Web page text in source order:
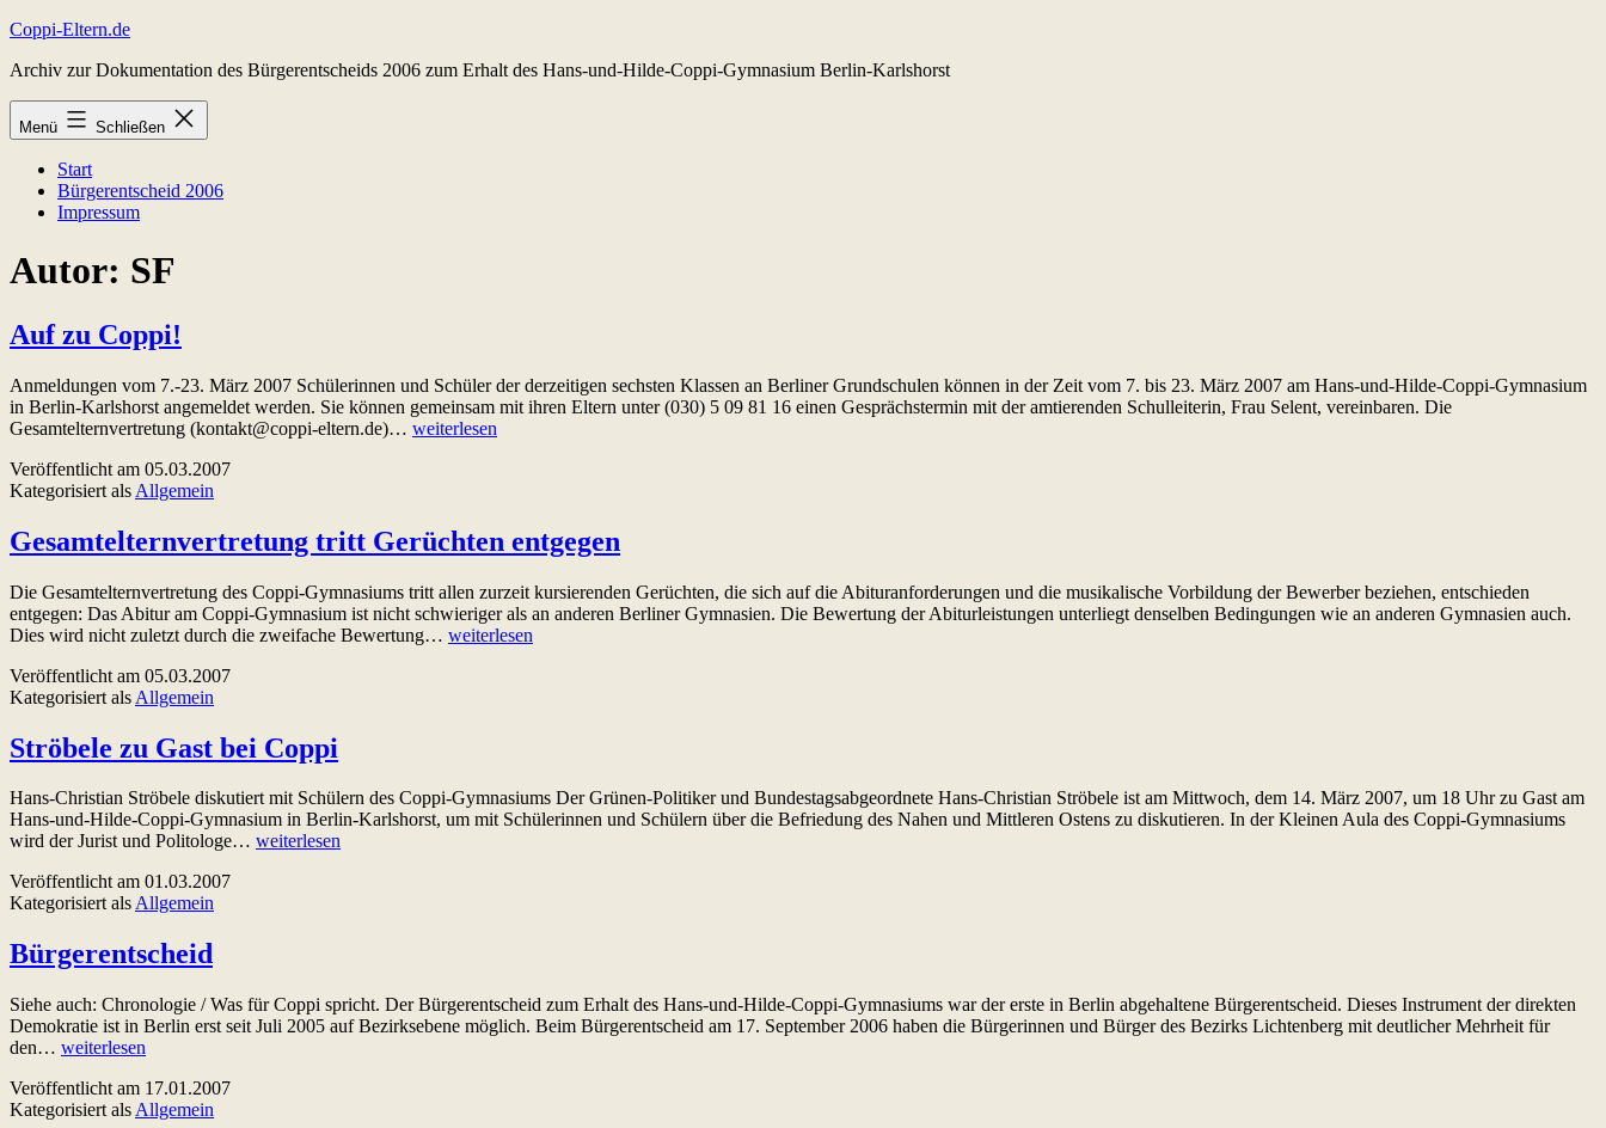
Zum
springen
Coppi-Eltern.de
Archiv zur Dokumentation des Bürgerentscheids 2006 zum Erhalt des Hans-und-Hilde-Coppi-Gymnasium Berlin-Karlshorst
Menü Schließen
Start
Bürgerentscheid 2006
Impressum
Autor: SF
Auf zu Coppi!
Anmeldungen vom 7.-23. März 2007 Schülerinnen und Schüler der derzeitigen sechsten Klassen an Berliner Grundschulen können in der Zeit vom 7. bis 23. März 2007 am Hans-und-Hilde-Coppi-Gymnasium
in Berlin-Karlshorst angemeldet werden. Sie können gemeinsam mit ihren Eltern unter (030) 5 09 81 16 einen Gesprächstermin mit der amtierenden Schulleiterin, Frau Selent, vereinbaren. Die
Gesamtelternvertretung (kontakt@coppi-eltern.de)… Auf
weiterlesen
Veröffentlicht am 05.03.2007
Kategorisiert als Allgemein
Gesamtelternvertretung tritt Gerüchten entgegen
Die Gesamtelternvertretung des Coppi-Gymnasiums tritt allen zurzeit kursierenden Gerüchten, die sich auf die Abituranforderungen und die musikalische Vorbildung der Bewerber beziehen, entschieden
entgegen: Das Abitur am Coppi-Gymnasium ist nicht schwieriger als an anderen Berliner Gymnasien. Die Bewertung der Abiturleistungen unterliegt denselben Bedingungen wie an anderen Gymnasien auch.
Dies wird nicht zuletzt durch die zweifache Bewertung… Gesamtelternvertretung
weiterlesen
Veröffentlicht am 05.03.2007
Kategorisiert als Allgemein
Ströbele zu Gast bei Coppi
Hans-Christian Ströbele diskutiert mit Schülern des Coppi-Gymnasiums Der Grünen-Politiker und Bundestagsabgeordnete Hans-Christian Ströbele ist am Mittwoch, dem 14. März 2007, um 18 Uhr zu Gast am
Hans-und-Hilde-Coppi-Gymnasium in Berlin-Karlshorst, um mit Schülerinnen und Schülern über die Befriedung des Nahen und Mittleren Ostens zu diskutieren. In der Kleinen Aula des Coppi-Gymnasiums
wird der Jurist und Politologe… Ströbele
weiterlesen
Veröffentlicht am 01.03.2007
Kategorisiert alsAllgemein
Bürgerentscheid
Siehe auch: Chronologie / Was für Coppi spricht. Der Bürgerentscheid zum Erhalt des Hans-und-Hilde-Coppi-Gymnasiums war der erste in Berlin abgehaltene Bürgerentscheid. Dieses Instrument der direkten
Demokratie ist in Berlin erst seit Juli 2005 auf Bezirksebene möglich. Beim Bürgerentscheid am 17. September 2006 haben die Bürgerinnen und Bürger des Bezirks Lichtenberg mit deutlicher Mehrheit für
den… Bürgerentscheid
weiterlesen
Veröffentlicht am 17.01.2007
Kategorisiert als Allgemein